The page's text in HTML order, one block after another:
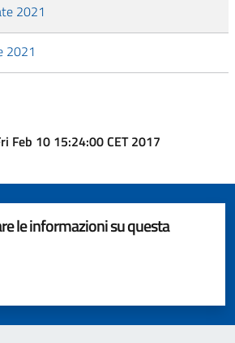
2021
2021
Feb 10 15:24:00 CET 2017
le informazioni su questa
5 stelle su 5
stelle su 5
su 5
5